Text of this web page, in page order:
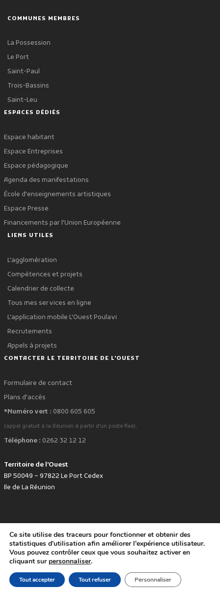
COMMUNES MEMBRES
La Possession
Le Port
Saint-Paul
Trois-Bassins
Saint-Leu
ESPACES DÉDIÉS
Espace habitant
Espace Entreprises
Espace pédagogique
Agenda des manifestations
École d'enseignements artistiques
Espace Presse
Financements par l'Union Européenne
LIENS UTILES
L'agglomération
Compétences et projets
Calendrier de collecte
Tous mes services en ligne
L'application mobile L'Ouest Poulavi
Recrutements
Appels à projets
CONTACTER LE TERRITOIRE DE L'OUEST
Formulaire de contact
Plans d'accès
*Numéro vert : 0800 605 605
(appel gratuit à la Réunion à partir d'un poste fixe).
Téléphone : 0262 32 12 12
Territoire de l'Ouest
BP 50049 – 97822 Le Port Cedex
Ile de La Réunion
Développé avec favoritepar le Territoire de l'Ouest © www.tco.re -2026.
Politique de protection des données personnelles
Mentions légales
Accessibilité : non conforme
Ce site utilise des traceurs pour fonctionner et obtenir des
statistiques d'utilisation afin améliorer l'expérience utilisateur.
Vous pouvez contrôler ceux que vous souhaitez activer en
cliquant sur personnaliser.
Tout accepter Tout refuser Personnaliser